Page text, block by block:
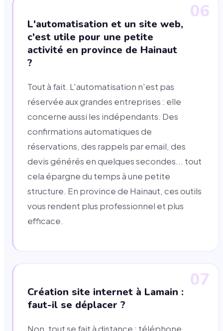
06
L'automatisation et un site web,
c'est utile pour une petite
activité en province de Hainaut
?
Tout à fait. L'automatisation n'est pas
réservée aux grandes entreprises : elle
concerne aussi les indépendants. Des
confirmations automatiques de
réservations, des rappels par email, des
devis générés en quelques secondes... tout
cela épargne du temps à une petite
structure. En province de Hainaut, ces outils
vous rendent plus professionnel et plus
efficace.
07
Création site internet à Lamain :
faut-il se déplacer ?
Non, tout se fait à distance : téléphone,